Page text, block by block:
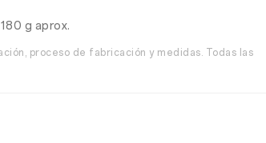
180 g aprox.
proceso de fabricación y medidas. Todas las